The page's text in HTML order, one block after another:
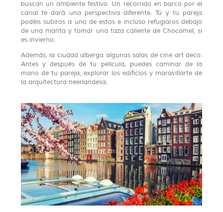
buscan un ambiente festivo. Un recorrido en barco por el
canal te dará una perspectiva diferente. Tú y tu pareja
podéis subiros a uno de estos e incluso refugiaros debajo
de una manta y tomar una taza caliente de Chocomel, si
es invierno.
Además, la ciudad alberga algunas salas de cine art deco.
Antes y después de tu película, puedes caminar de la
mano de tu pareja, explorar los edificios y maravillarte de
la arquitectura neerlandesa.